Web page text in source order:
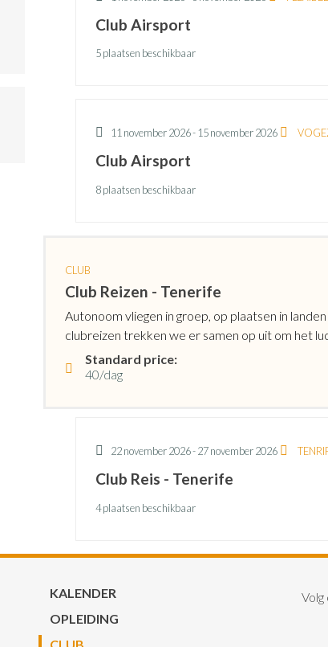
Club Airsport
5 plaatsen beschikbaar
11 november 2026-15 november 2026
Club Airsport
8 plaatsen beschikbaar
CLUB
Club Reizen - Tenerife
Autonoom vliegen in groep, op plaatsen in
clubreizen trekken we er samen op uit om het
Standard price:
40/dag
22 november 2026-27 november 2026
Club Reis - Tenerife
4 plaatsen beschikbaar
Hoofdnavigatie
KALENDER
OPLEIDING
CLUB
Volg